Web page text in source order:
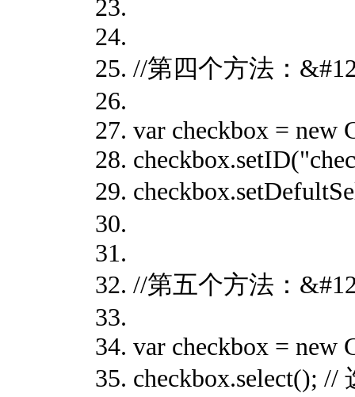
//第四个方法：
var checkbox = new
//第五个方法：
var checkbox = new
checkbox.select(); //